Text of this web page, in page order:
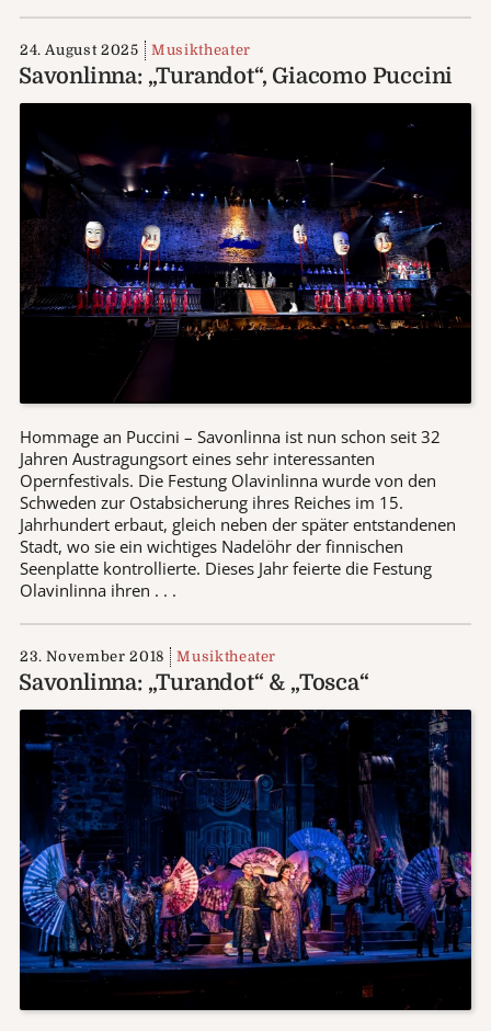
24. August 2025 Musiktheater
Savonlinna: „Turandot“, Giacomo Puccini
Hommage an Puccini – Savonlinna ist nun schon seit 32
Jahren Austragungsort eines sehr interessanten
Opernfestivals. Die Festung Olavinlinna wurde von den
Schweden zur Ostabsicherung ihres Reiches im 15.
Jahrhundert erbaut, gleich neben der später entstandenen
Stadt, wo sie ein wichtiges Nadelöhr der finnischen
Seenplatte kontrollierte. Dieses Jahr feierte die Festung
Olavinlinna ihren . . .
23. November 2018 Musiktheater
Savonlinna: „Turandot“ & „Tosca“